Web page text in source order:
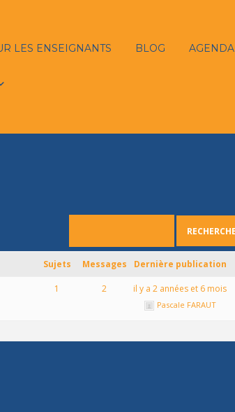
LES ENSEIGNANTS BLOG AGENDA
Sujets Messages Dernière publication
1 2 il y a 2 années et 6 mois
Pascale FARAUT